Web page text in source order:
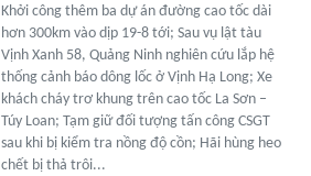
Khởi công thêm ba dự án đường cao tốc dài
hơn 300km vào dịp 19-8 tới; Sau vụ lật tàu
Vịnh Xanh 58, Quảng Ninh nghiên cứu lắp hệ
thống cảnh báo dông lốc ở Vịnh Hạ Long; Xe
khách cháy trơ khung trên cao tốc La Sơn –
Túy Loan; Tạm giữ đối tượng tấn công CSGT
sau khi bị kiểm tra nồng độ cồn; Hãi hùng heo
chết bị thả trôi...